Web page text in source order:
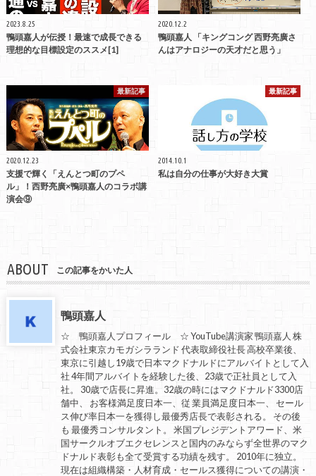
2023.8.25
鴨頭嘉人が伝授！最速で成長できる
理想的な目標設定のススメ[1]
2020.12.2
鴨頭嘉人 「キングコング 西野亮廣さ
んはアナロジーの天才だと思う」
最新記事
2020.12.23
支援で輝く「えんとつ町のプペ
ル」！西野亮廣×鴨頭嘉人のコラボ講
演会⑨
最新記事
2014.10.1
私は自分の仕事が大好き大賞
ABOUT この記事をかいた人
鴨頭嘉人
☆ 鴨頭嘉人プロフィール ☆ YouTube講演家 鴨頭嘉人 株
式会社東京カモガシラランド 代表取締役社長 高校卒業後、
東京に引越し19歳で日本マクドナルドにアルバイトとして入
社 4年間アルバイトを経験した後、23歳で正社員として入
社。 30歳で店長に昇進。32歳の時にはマクドナルド3300店
舗中、 お客様満足度日本一、従 業員満足度日本一、 セール
ス伸び率日本一を獲得し最優秀店長で表彰される。 その後
も 最優秀コンサルタント。 米国プレジデントアワード、米
国サークルオブエクセレンスと国内のみならず全世界のマク
ドナルド表彰も全て受賞する功績を残す。 2010年に独立。
現在は組織構築・人材育成・セールス獲得についての講演・